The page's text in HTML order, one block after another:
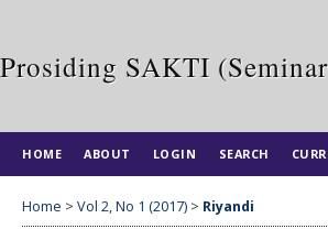
Prosiding SAKTI
HOME ABOUT LOGIN SEARCH
Home > Vol 2, No 1 (2017) > Riyandi